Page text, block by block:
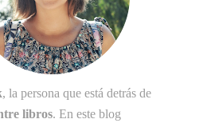
, la persona que está detrás de
libros. En este blog